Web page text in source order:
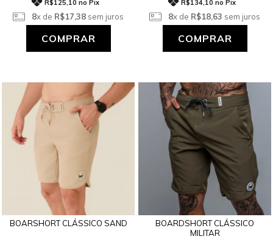
R$125,10 no Pix
8x de R$17,38sem juros
COMPRAR
R$134,10 no Pix
8x de R$18,63 sem juros
COMPRAR
BOARSHORT CLÁSSICO SAND
BOARDSHORT CLÁSSICO
MILITAR